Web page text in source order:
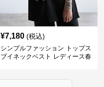
¥7,180 (税込)
シンプルファッション トップス
ブイネックベスト レディース春